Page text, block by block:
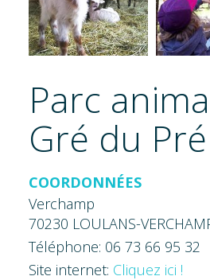
Parc
Gré du Pré
COORDONNÉES
Verchamp
70230 LOULANS-
Téléphone: 06 73 66 95 32
Site internet: Cliquez ici !